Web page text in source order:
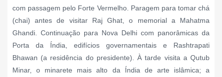
com passagem pelo Forte Vermelho. Paragem para tomar chá
(chai) antes de visitar Raj Ghat, o memorial a Mahatma
Ghandi. Continuação para Nova Delhi com panorâmicas da
Porta da Índia, edifícios governamentais e Rashtrapati
Bhawan (a residência do presidente). À tarde visita a Qutub
Minar, o minarete mais alto da Índia de arte islâmica; a